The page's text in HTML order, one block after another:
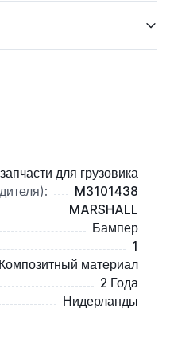
для грузовика
M3101438
MARSHALL
Бампер
1
Композитный материал
2 Года
Нидерланды